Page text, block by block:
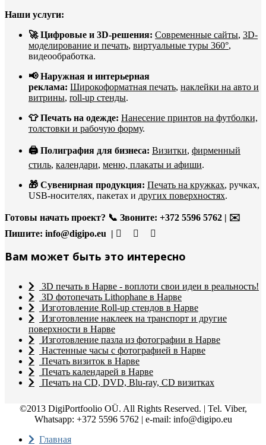
Наши услуги:
🚀 Цифровые и 3D-решения: Современные сайты, 3D-
моделирование и печать, виртуальные туры 360°,
видеообработка.
📢 Наружная и интерьерная
реклама: Широкоформатная печать, наклейки на авто и
витрины, roll-up стенды.
👕 Печать на одежде: Нанесение принтов на футболки,
толстовки и рабочую форму.
🖨️ Полиграфия для бизнеса: Визитки, фирменный
стиль, календари, меню, плакаты и афиши.
🎁 Сувенирная продукция: Печать на кружках, ручках,
USB-носителях, пакетах и других поверхностях.
Готовы начать проект? 📞 Звоните: +372 5596 5762 | ✉️
Пишите: info@digipo.eu |
Вам может быть это интересно
3D печать в Нарве - воплоти свои идеи в реальность!
3D фотопечать Lithophane в Нарве
Изготовление Roll-up стендов в Нарве
Изготовление наклеек на транспорт и другие
поверхности в Нарве
Изготовление пазла из фотографии в Нарве
Настенные часы с фотографией в Нарве
Печать визиток в Нарве
Печать календарей в Нарве
Печать на CD, DVD, Blu-ray, CD визитках
©2013 DigiPortfoolio OÜ. All Rights Reserved. | Tel. Viber,
Whatsapp: +372 5596 5762 | e-mail: info@digipo.eu
Главная